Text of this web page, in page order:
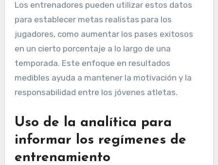
Los entrenadores pueden utilizar estos datos
para establecer metas realistas para los
jugadores, como aumentar los pases exitosos
en un cierto porcentaje a lo largo de una
temporada. Este enfoque en resultados
medibles ayuda a mantener la motivación y la
responsabilidad entre los jóvenes atletas.
Uso de la analítica para
informar los regímenes de
entrenamiento